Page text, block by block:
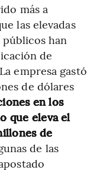
más a
las elevadas
han
de
empresa gastó
de dólares
en los
que eleva el
de
de las